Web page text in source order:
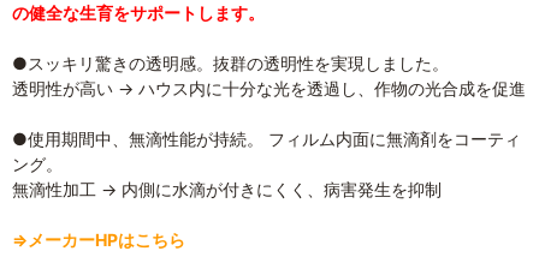
の健全な生育をサポートします。
●スッキリ驚きの透明感。抜群の透明性を実現しました。
透明性が高い → ハウス内に十分な光を透過し、作物の光合成を促進
●使用期間中、無滴性能が持続。 フィルム内面に無滴剤をコーティ
ング。
無滴性加工 → 内側に水滴が付きにくく、病害発生を抑制
⇒メーカーHPはこちら